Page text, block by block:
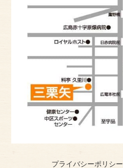
プライバシーポリシー